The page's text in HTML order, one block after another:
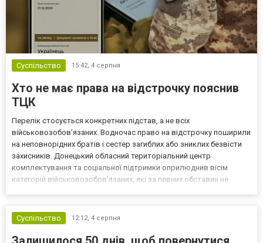
Суспільство 15:42, 4 серпня
Хто не має права на відстрочку пояснив
ТЦК
Перелік стосується конкретних підстав, а не всіх
військовозобов’язаних. Водночас право на відстрочку поширили
на неповнорідних братів і сестер загиблих або зниклих безвісти
захисників. Донецький обласний територіальний центр
комплектування та соціальної підтримки оприлюднив вісім
категорій військовозобов’язаних, які за певних обставин не
Суспільство
12:12, 4 серпня